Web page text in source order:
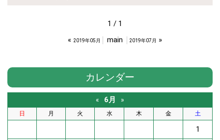
1 / 1
« 2019年05月 main 2019年07月 »
カレンダー
« 6月 »
日 月 火 水 木 金 土
1